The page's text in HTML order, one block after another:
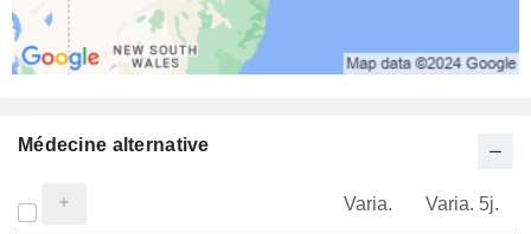
Médecine alternative
Varia. Varia. 5j.